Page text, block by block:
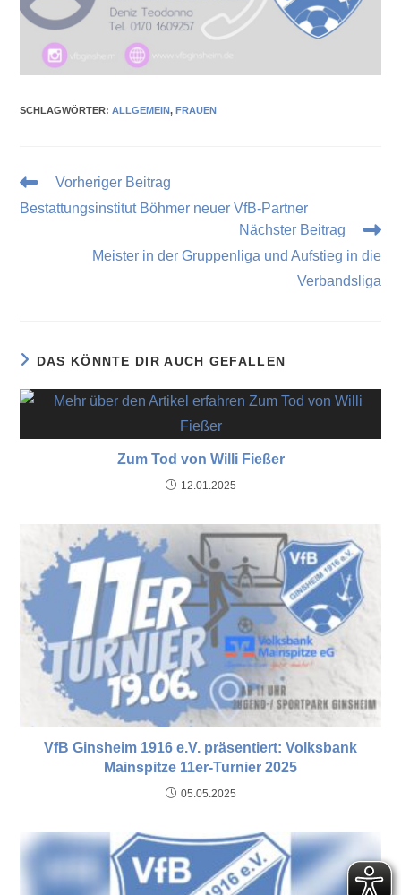
SCHLAGWÖRTER:ALLGEMEIN, FRAUEN
Vorheriger Beitrag
Bestattungsinstitut Böhmer neuer VfB-Partner
Nächster Beitrag
Meister in der Gruppenliga und Aufstieg in die
Verbandsliga
DAS KÖNNTE DIR AUCH GEFALLEN
Zum Tod von Willi Fießer
12.01.2025
VfB Ginsheim 1916 e.V. präsentiert: Volksbank
Mainspitze 11er-Turnier 2025
05.05.2025